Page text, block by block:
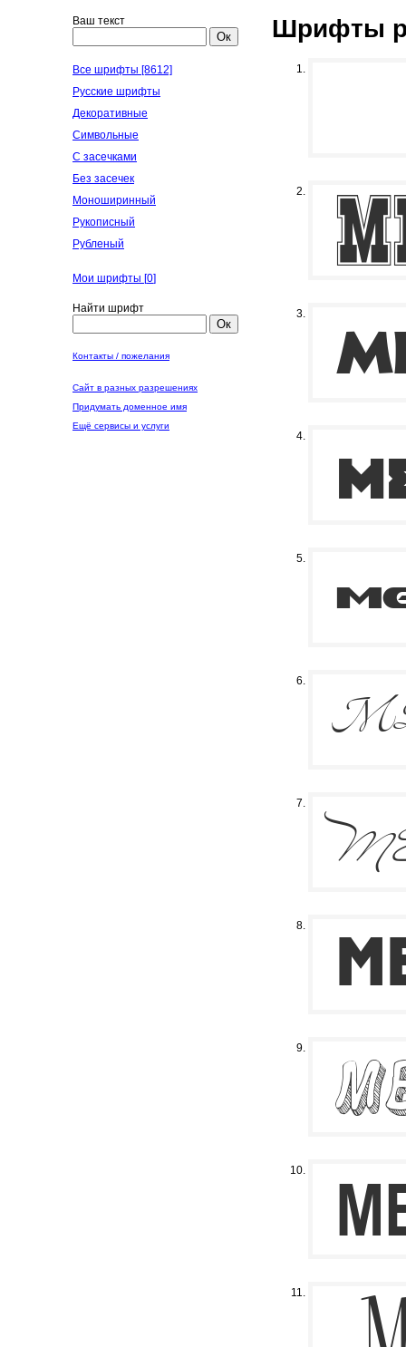
Ваш текст
Ок
Все шрифты [8612]
Русские шрифты
Декоративные
Символьные
С засечками
Без засечек
Моноширинный
Рукописный
Рубленый
Мои шрифты [0]
Найти шрифт
Ок
Контакты / пожелания
Сайт в разных разрешениях
Придумать доменное имя
Ещё сервисы и услуги
Шрифты